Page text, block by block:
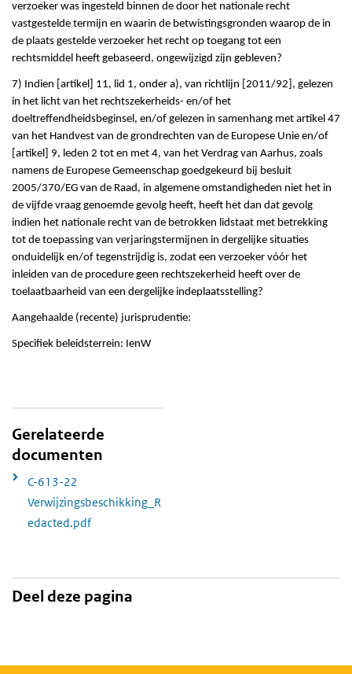
verzoeker was ingesteld binnen de door het nationale recht
vastgestelde termijn en waarin de betwistingsgronden waarop de in
de plaats gestelde verzoeker het recht op toegang tot een
rechtsmiddel heeft gebaseerd, ongewijzigd zijn gebleven?
7) Indien [artikel] 11, lid 1, onder a), van richtlijn [2011/92], gelezen
in het licht van het rechtszekerheids- en/of het
doeltreffendheidsbeginsel, en/of gelezen in samenhang met artikel 47
van het Handvest van de grondrechten van de Europese Unie en/of
[artikel] 9, leden 2 tot en met 4, van het Verdrag van Aarhus, zoals
namens de Europese Gemeenschap goedgekeurd bij besluit
2005/370/EG van de Raad, in algemene omstandigheden niet het in
de vijfde vraag genoemde gevolg heeft, heeft het dan dat gevolg
indien het nationale recht van de betrokken lidstaat met betrekking
tot de toepassing van verjaringstermijnen in dergelijke situaties
onduidelijk en/of tegenstrijdig is, zodat een verzoeker vóór het
inleiden van de procedure geen rechtszekerheid heeft over de
toelaatbaarheid van een dergelijke indeplaatsstelling?
Aangehaalde (recente) jurisprudentie:
Specifiek beleidsterrein: IenW
Gerelateerde
documenten
C-613-22
Verwijzingsbeschikking_R
edacted.pdf
Deel deze pagina